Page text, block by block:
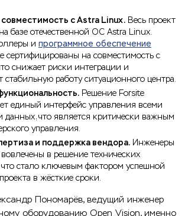
с Astra Linux. Весь проект
базе отечественной ОС Astra Linux.
и программное обеспечение
сертифицированы на совместимость с
снижает риски интеграции и
стабильную работу ситуационного центра.
Решение Forsite
единый интерфейс управления всеми
данных, что является критически важным
управления.
и поддержка вендора. Инженеры
в решение технических
стало ключевым фактором успешной
в жёсткие сроки.
Пономарёв, ведущий инженер
оборудованию Open Vision, именно